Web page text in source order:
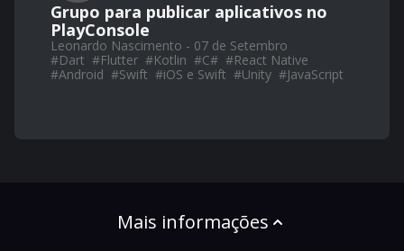
Grupo para publicar aplicativos no
PlayConsole
Leonardo Nascimento - 07 de Setembro
#Dart #Flutter #Kotlin #C# #React Native
#Android #Swift #iOS e Swift #Unity #JavaScript
Mais informações